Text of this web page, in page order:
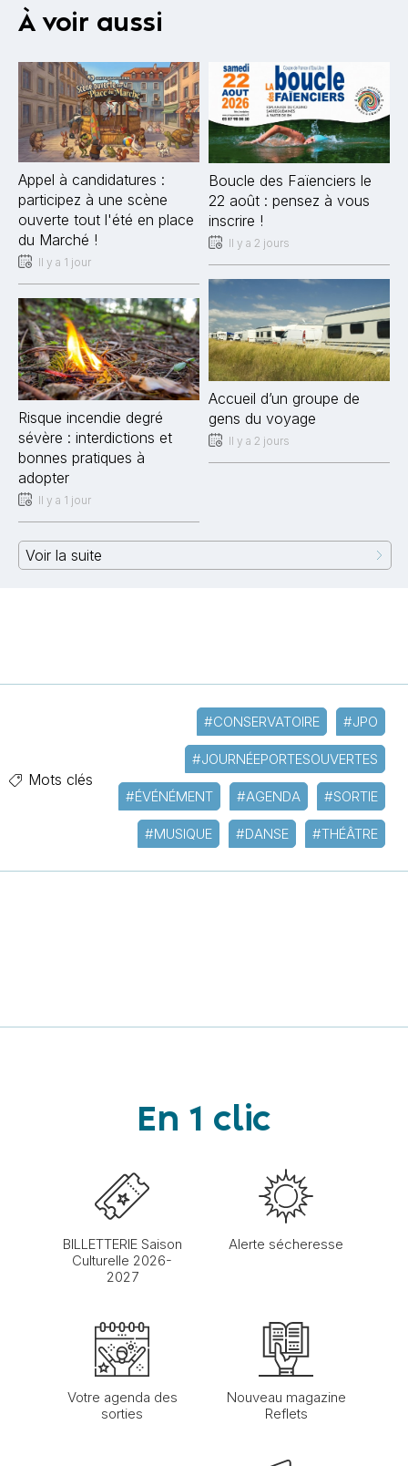
À voir aussi
Appel à candidatures :
participez à une scène
ouverte tout l'été en place
du Marché !
Il y a 1 jour
Risque incendie degré
sévère : interdictions et
bonnes pratiques à
adopter
Il y a 1 jour
Boucle des Faïenciers le
22 août : pensez à vous
inscrire !
Il y a 2 jours
Accueil d’un groupe de
gens du voyage
Il y a 2 jours
Voir la suite
Mots clés
#CONSERVATOIRE #JPO
#JOURNÉEPORTESOUVERTES
#ÉVÉNÉMENT #AGENDA #SORTIE
#MUSIQUE #DANSE #THÉÂTRE
En 1 clic
BILLETTERIE Saison
Culturelle 2026-
2027
Alerte sécheresse
Votre agenda des
sorties
Nouveau magazine
Reflets